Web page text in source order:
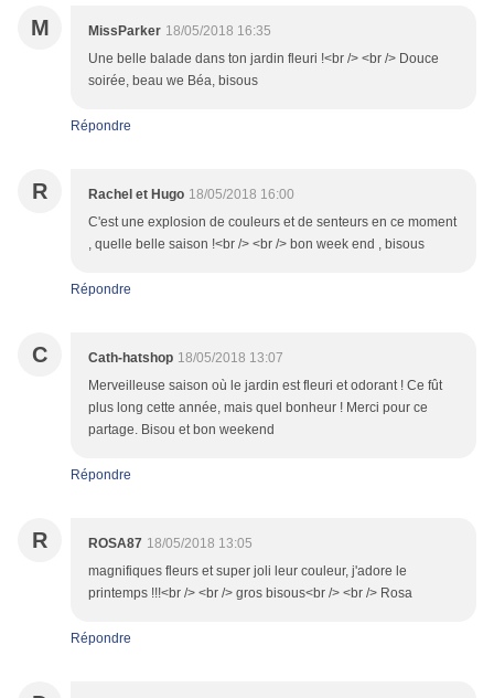
M MissParker 18/05/2018 16:35
Une belle balade dans ton jardin fleuri !<br /> <br /> Douce
soirée, beau we Béa, bisous
Répondre
R Rachel et Hugo 18/05/2018 16:00
C'est une explosion de couleurs et de senteurs en ce moment
, quelle belle saison !<br /> <br /> bon week end , bisous
Répondre
C Cath-hatshop 18/05/2018 13:07
Merveilleuse saison où le jardin est fleuri et odorant ! Ce fût
plus long cette année, mais quel bonheur ! Merci pour ce
partage. Bisou et bon weekend
Répondre
R ROSA87 18/05/2018 13:05
magnifiques fleurs et super joli leur couleur, j'adore le
printemps !!!<br /> <br /> gros bisous<br /> <br /> Rosa
Répondre